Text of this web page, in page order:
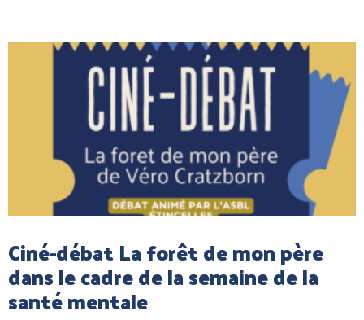
Ciné-débat La forêt de mon père
dans le cadre de la semaine de la
santé mentale